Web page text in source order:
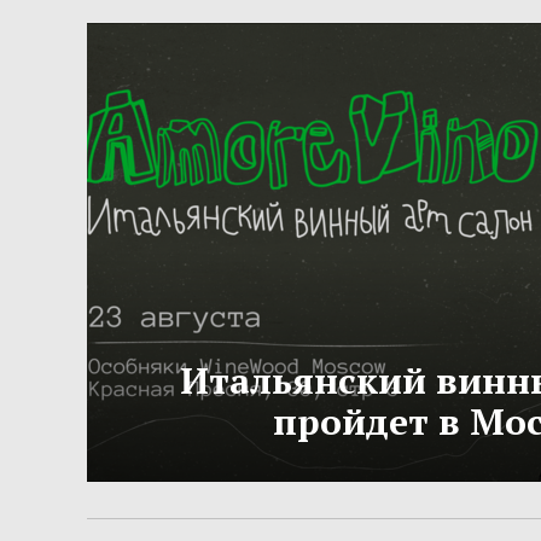
Итальянский
пройдет в